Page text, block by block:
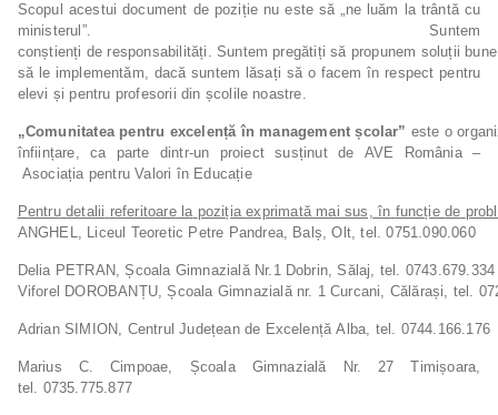
Scopul acestui document de poziție nu este să „ne luăm la trântă cu
ministerul”. Suntem
conștienți de responsabilități. Suntem pregătiți să propunem soluții
să le implementăm, dacă suntem lăsați să o facem în respect pentru
elevi și pentru profesorii din școlile noastre.
„Comunitatea pentru excelență în management școlar” este o
înființare, ca parte dintr-un proiect susținut de AVE România –
Asociația pentru Valori în Educație
Pentru detalii referitoare la poziția exprimată mai sus, în funcție de
ANGHEL, Liceul Teoretic Petre Pandrea, Balș, Olt, tel. 0751.090.060
Delia PETRAN, Școala Gimnazială Nr.1 Dobrin, Sălaj, tel. 0743.679.334
Viforel DOROBANȚU, Școala Gimnazială nr. 1 Curcani, Călărași, tel.
Adrian SIMION, Centrul Județean de Excelență Alba, tel. 0744.166.176
Marius C. Cimpoae, Școala Gimnazială Nr. 27 Timișoara,
tel. 0735.775.877